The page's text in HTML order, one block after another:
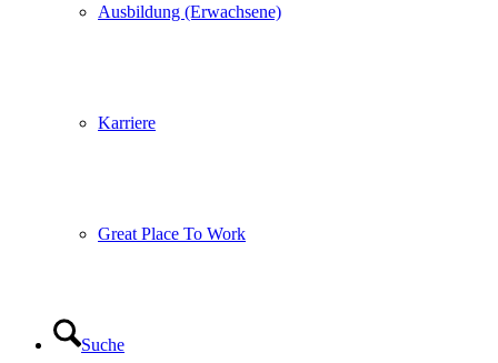
Ausbildung (Erwachsene)
Karriere
Great Place To Work
Suche